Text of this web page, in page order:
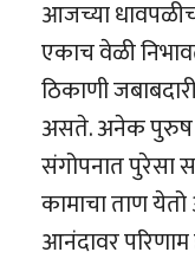
आजच्या
एकाच वेळी
ठिकाणी
असते. अनेक पुरुष
संगोपनात पुरेसा
कामाचा ताण
आनंदावर परिणाम